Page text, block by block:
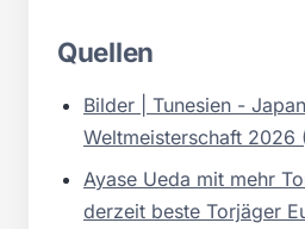
Quellen
Bilder | Tunesien -
Weltmeisterschaft 2026
Ayase Ueda mit mehr
derzeit beste Torjäger